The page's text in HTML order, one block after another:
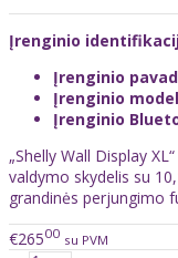
Įrenginio
Įrenginio
Įrenginio
Įrenginio
„Shelly Wall Display
valdymo skydelis su
grandinės perjungimo
€26500 su PVM